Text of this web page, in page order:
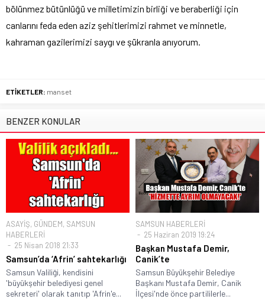
bölünmez bütünlüğü ve milletimizin birliği ve beraberliği için
canlarını feda eden aziz şehitlerimizi rahmet ve minnetle,
kahraman gazilerimizi saygı ve şükranla anıyorum.
ETİKETLER: manset
BENZER KONULAR
ASAYİŞ, GÜNDEM, SAMSUN
HABERLERİ
25 Nisan 2018 21:33
Samsun’da ‘Afrin’ sahtekarlığı
Samsun Valiliği, kendisini
'büyükşehir belediyesi genel
sekreteri' olarak tanıtıp 'Afrin'e...
SAMSUN HABERLERİ
25 Haziran 2019 19:24
Başkan Mustafa Demir,
Canik’te
Samsun Büyükşehir Belediye
Başkanı Mustafa Demir, Canik
İlçesi'nde önce partililerle...